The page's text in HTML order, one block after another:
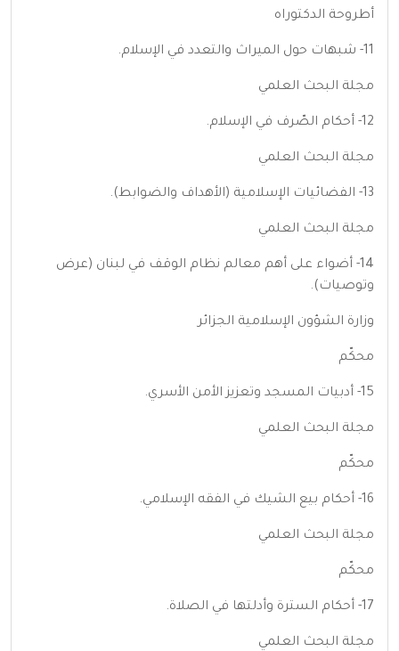
أطروحة الدكتوراه
11- شبهات حول الميراث والتعدد في الإسلام.
مجلة البحث العلمي
12- أحكام الصّرف في الإسلام.
مجلة البحث العلمي
13- الفضائيات الإسلامية (الأهداف والضوابط).
مجلة البحث العلمي
14- أضواء على أهم معالم نظام الوقف في لبنان (عرض
وتوصيات).
وزارة الشؤون الإسلامية الجزائر
محكّم
15- أدبيات المسجد وتعزيز الأمن الأسري.
مجلة البحث العلمي
محكّم
16- أحكام بيع الشيك في الفقه الإسلامي.
مجلة البحث العلمي
محكّم
17- أحكام السترة وأدلتها في الصلاة.
مجلة البحث العلمي